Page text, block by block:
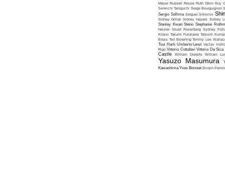
Meyer Russell Rouse Ruth Orkin Ruy
Senkichi Taniguchi Serge Bourguignon
Sergio Sollima Sergueï Soloviov
Sidney Gilliat Sidney Hayers Sidney
Stanley Kwan Steno Stephanie
Heisler Stuart Rosenberg Sydney
Kitano Takumi Furukawa Tatsumi
Brass Tod Browning Tommy Lee
Tsui Hark Umberto Lenzi Vaclav
Rigo Vittorio Cottafavi Vittorio De Sica
Castle William Dieterle William
Yasuzo Masumura
Kawashima Yves Boisset Zivojin